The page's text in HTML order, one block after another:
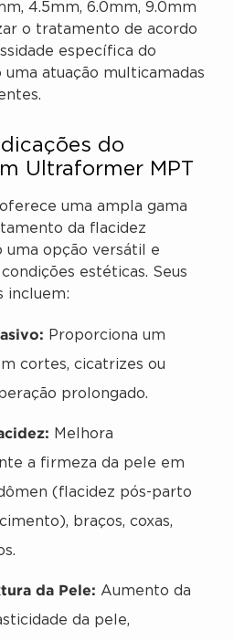
4.5mm, 6.0mm, 9.0mm
o tratamento de acordo
específica do
atuação multicamadas
do
Ultraformer MPT
uma ampla gama
da flacidez
uma opção versátil e
estéticas. Seus
incluem:
Proporciona um
cortes, cicatrizes ou
prolongado.
Melhora
a firmeza da pele em
(flacidez pós-parto
braços, coxas,
da Pele: Aumento da
da pele,